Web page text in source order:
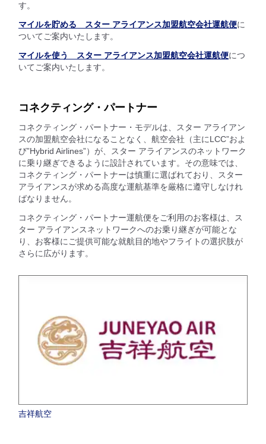
す。
マイルを貯める スター アライアンス加盟航空会社運航便に
ついてご案内いたします。
マイルを使う スター アライアンス加盟航空会社運航便につ
いてご案内いたします。
コネクティング・パートナー
コネクティング・パートナー・モデルは、スター アライアン
スの加盟航空会社になることなく、航空会社（主にLCC”およ
び”Hybrid Airlines”）が、スター アライアンスのネットワーク
に乗り継ぎできるように設計されています。その意味では、
コネクティング・パートナーは慎重に選ばれており、スター
アライアンスが求める高度な運航基準を厳格に遵守しなけれ
ばなりません。
コネクティング・パートナー運航便をご利用のお客様は、ス
ター アライアンスネットワークへのお乗り継ぎが可能とな
り、お客様にご提供可能な就航目的地やフライトの選択肢が
さらに広がります。
吉祥航空